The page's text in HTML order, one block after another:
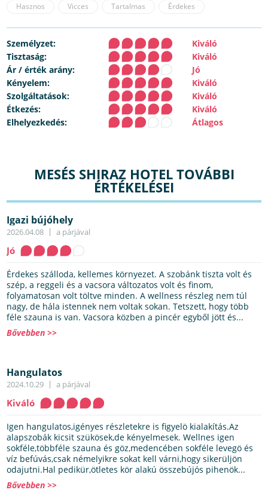
Hasznos Vicces Tartalmas Érdekes
Személyzet:
Kiváló
Tisztaság:
Kiváló
Ár / érték arány:
Jó
Kényelem:
Kiváló
Szolgáltatások:
Kiváló
Étkezés:
Kiváló
Elhelyezkedés:
Átlagos
MESÉS SHIRAZ HOTEL TOVÁBBI
ÉRTÉKELÉSEI
Igazi bújóhely
2026.04.08 a párjával
Jó
Érdekes szálloda, kellemes környezet. A szobánk tiszta volt és
szép, a reggeli és a vacsora változatos volt és finom,
folyamatosan volt töltve minden. A wellness részleg nem túl
nagy, de hála istennek nem voltak sokan. Tetszett, hogy több
féle szauna is van. Vacsora közben a pincér egyből jött és...
Bővebben >>
Hangulatos
2024.10.29 a párjával
Kiváló
Igen hangulatos,igényes részletekre is figyelö kialakítás.Az
alapszobák kicsit szükösek,de kényelmesek. Wellnes igen
sokféle,többféle szauna és göz,medencében sokféle levegö és
víz befúvás,csak némelyikre sokat kell várni,hogy sikerüljön
odajutni.Hal pedikür,ötletes kör alakú összebújós pihenök...
Bővebben >>